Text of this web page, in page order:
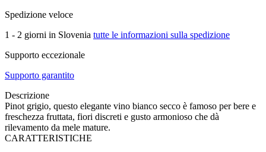
Spedizione veloce
1 - 2 giorni in Slovenia tutte le informazioni sulla spedizione
Supporto eccezionale
Supporto garantito
Descrizione
Pinot grigio, questo elegante vino bianco secco è famoso per bere e
freschezza fruttata, fiori discreti e gusto armonioso che dà
rilevamento da mele mature.
CARATTERISTICHE